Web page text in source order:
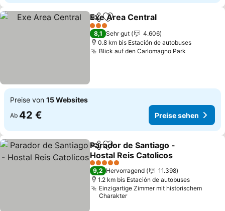
TeilenZu Favoriten hinzufügen
Exe Area Central
3 Sterne
8,1 Sehr gut
4.606
0.8 km bis Estación de autobuses
Blick auf den Carlomagno Park
Preise von 15 Websites
Ab 42 € Preise sehen
TeilenZu Favoriten hinzufügen
Parador de Santiago -
Hostal Reis Catolicos
5 Sterne
9,2 Hervorragend
11.398
1.2 km bis Estación de autobuses
Einzigartige Zimmer mit historischem
Charakter